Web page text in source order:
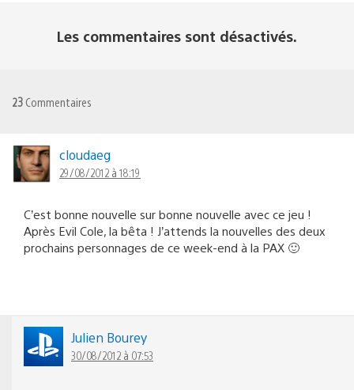
Les commentaires sont désactivés.
23 Commentaires
cloudaeg
29/08/2012 à 18:19
C’est bonne nouvelle sur bonne nouvelle avec ce jeu !
Après Evil Cole, la bêta ! J’attends la nouvelles des deux
prochains personnages de ce week-end à la PAX 🙂
Julien Bourey
30/08/2012 à 07:53